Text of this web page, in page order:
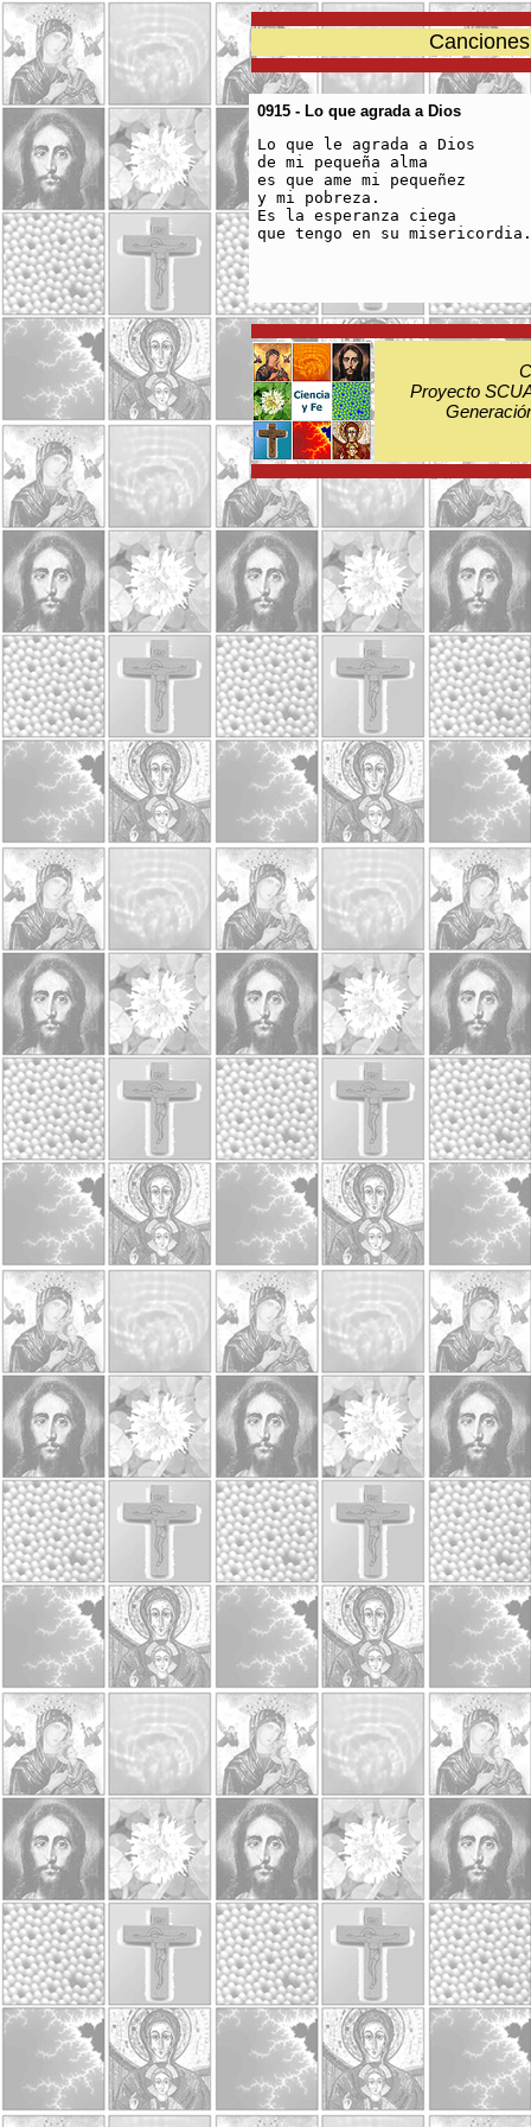
0915 - Lo que agrada a Dios
Lo que le agrada a Dios
de mi pequeña alma
es que ame mi pequeñez
y mi pobreza.
Es la esperanza ciega
que tengo en su misericordia.
Proyecto